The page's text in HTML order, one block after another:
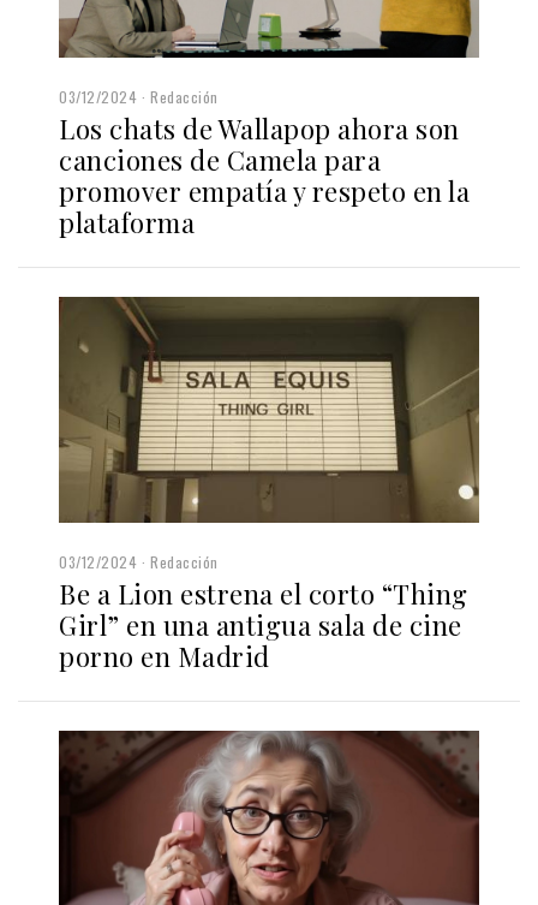
03/12/2024 Redacción
Los chats de Wallapop ahora son
canciones de Camela para
promover empatía y respeto en la
plataforma
03/12/2024 Redacción
Be a Lion estrena el corto “Thing
Girl” en una antigua sala de cine
porno en Madrid